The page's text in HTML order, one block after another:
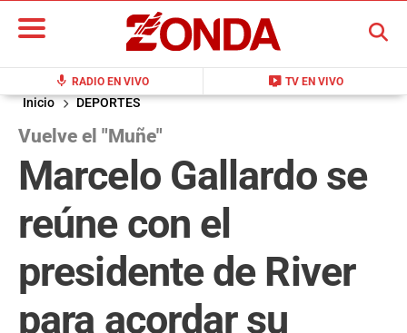
mic RADIO EN VIVO live_tv TV EN VIVO
BUSCAR
Inicio DEPORTES
Vuelve el "Muñe"
Marcelo Gallardo se
reúne con el
presidente de River
para acordar su